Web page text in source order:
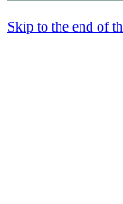
Skip to the end of